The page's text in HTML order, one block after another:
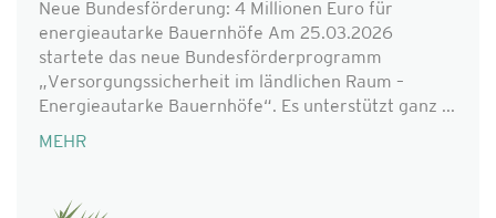
Neue Bundesförderung: 4 Millionen Euro für
energieautarke Bauernhöfe Am 25.03.2026
startete das neue Bundesförderprogramm
„Versorgungssicherheit im ländlichen Raum –
Energieautarke Bauernhöfe“. Es unterstützt ganz ...
MEHR